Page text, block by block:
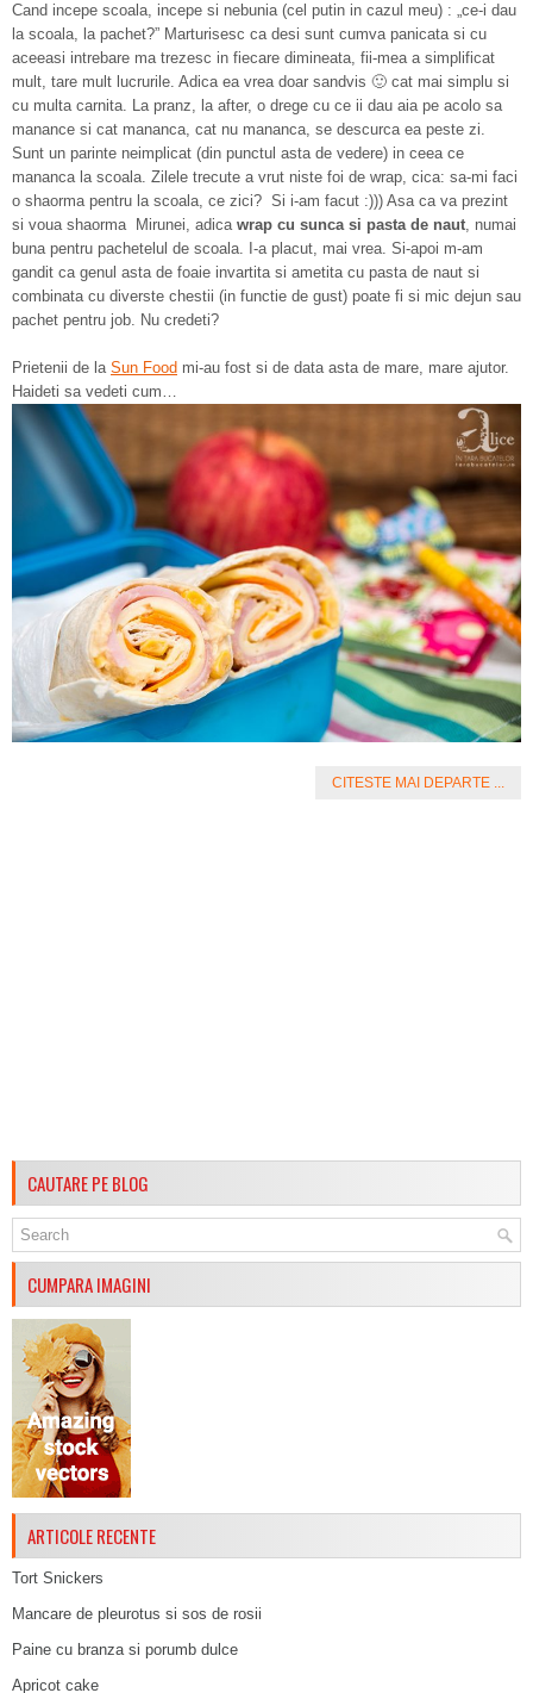
Cand incepe scoala, incepe si nebunia (cel putin in cazul meu) : „ce-i dau
la scoala, la pachet?” Marturisesc ca desi sunt cumva panicata si cu
aceeasi intrebare ma trezesc in fiecare dimineata, fii-mea a simplificat
mult, tare mult lucrurile. Adica ea vrea doar sandvis 🙂 cat mai simplu si
cu multa carnita. La pranz, la after, o drege cu ce ii dau aia pe acolo sa
manance si cat mananca, cat nu mananca, se descurca ea peste zi.
Sunt un parinte neimplicat (din punctul asta de vedere) in ceea ce
mananca la scoala. Zilele trecute a vrut niste foi de wrap, cica: sa-mi faci
o shaorma pentru la scoala, ce zici? Si i-am facut :))) Asa ca va prezint
si voua shaorma Mirunei, adica wrap cu sunca si pasta de naut, numai
buna pentru pachetelul de scoala. I-a placut, mai vrea. Si-apoi m-am
gandit ca genul asta de foaie invartita si ametita cu pasta de naut si
combinata cu diverste chestii (in functie de gust) poate fi si mic dejun sau
pachet pentru job. Nu credeti?
Prietenii de la Sun Food mi-au fost si de data asta de mare, mare ajutor.
Haideti sa vedeti cum…
CITESTE MAI DEPARTE ...
CAUTARE PE BLOG
CUMPARA IMAGINI
ARTICOLE RECENTE
Tort Snickers
Mancare de pleurotus si sos de rosii
Paine cu branza si porumb dulce
Apricot cake